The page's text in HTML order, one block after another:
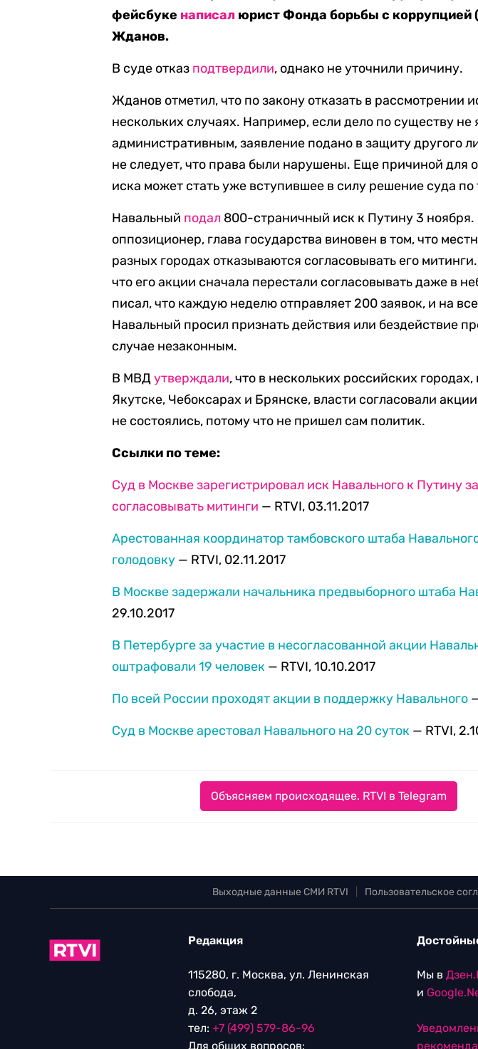
фейсбуке написал юрист Фонда борьбы с
Жданов.
В суде отказ подтвердили, однако не уточнили причину.
Жданов отметил, что по закону отказать в рассмотрении
нескольких случаях. Например, если дело по существу не
административным, заявление подано в защиту другого
не следует, что права были нарушены. Еще причиной для
иска может стать уже вступившее в силу решение суда
Навальный подал 800-страничный иск к Путину 3
оппозиционер, глава государства виновен в том, что
разных городах отказываются согласовывать его
что его акции сначала перестали согласовывать даже в
писал, что каждую неделю отправляет 200 заявок, и на
Навальный просил признать действия или бездействие
случае незаконным.
В МВДутверждали, что в нескольких российских
Якутске, Чебоксарах и Брянске, власти согласовали
не состоялись, потому что не пришел сам политик.
Ссылки по теме:
Суд в Москве зарегистрировал иск Навального к Путину
согласовывать митинги — RTVI, 03.11.2017
Арестованная координатор тамбовского штаба
голодовку — RTVI, 02.11.2017
В Москве задержали начальника предвыборного штаба
29.10.2017
В Петербурге за участие в несогласованной акции
оштрафовали 19 человек — RTVI, 10.10.2017
По всей России проходят акции в поддержку Навального
Суд в Москве арестовал Навального на 20 суток — RTVI,
Объясняем происходящее. RTVI в Telegram
Выходные данные СМИ RTVI Пользовательское
Редакция
115280, г. Москва, ул. Ленинская
слобода,
д. 26, этаж 2
тел: +7 (499) 579-86-96
Для общих вопросов:
Мы в
и